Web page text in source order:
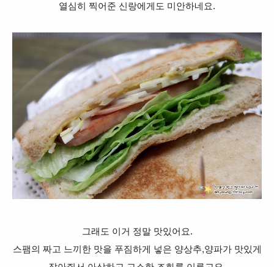
열심히 찍어준 신랑에게도 미안하네요.
그래도 이거 정말 맛있어요.
스팸의 짜고 느끼한 맛을 푸짐하게 넣은 양상추,양파가 맛있게